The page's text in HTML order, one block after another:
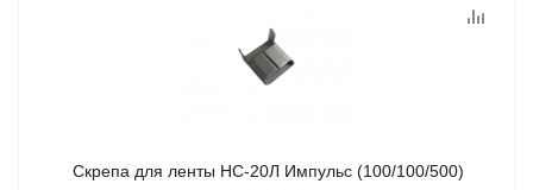
Скрепа для ленты НС-20Л Импульс (100/100/500)